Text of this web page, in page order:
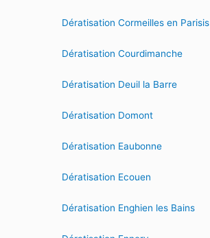
Dératisation Cormeilles en Parisis
Dératisation Courdimanche
Dératisation Deuil la Barre
Dératisation Domont
Dératisation Eaubonne
Dératisation Ecouen
Dératisation Enghien les Bains